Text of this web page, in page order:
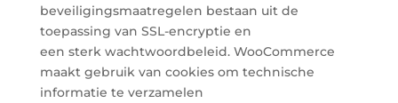
beveiligingsmaatregelen bestaan uit de
toepassing van SSL-encryptie en
een sterk wachtwoordbeleid. WooCommerce
maakt gebruik van cookies om technische
informatie te verzamelen